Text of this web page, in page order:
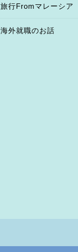
旅行Fromマレーシア
海外就職のお話